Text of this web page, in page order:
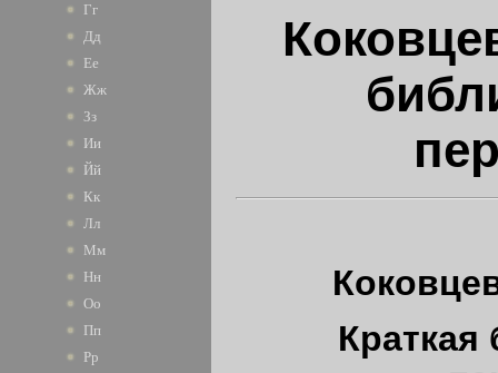
Гг
Дд
Ее
Жж
Зз
Ии
Йй
Кк
Лл
Мм
Нн
Оо
Пп
Рр